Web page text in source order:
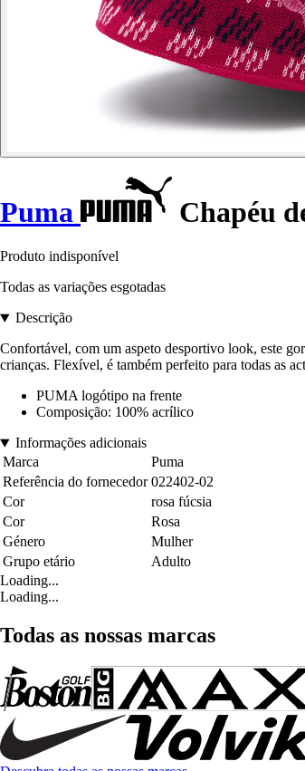
Puma Chapéu
Produto indisponível
Todas as variações esgotadas
Descrição
Confortável, com um aspeto desportivo look, este
crianças. Flexível, é também perfeito para todas as
PUMA logótipo na frente
Composição: 100% acrílico
Informações adicionais
Marca
Puma
Referência do fornecedor 022402-02
Cor
rosa fúcsia
Cor
Rosa
Género
Mulher
Grupo etário
Adulto
Loading...
Loading...
Todas as nossas marcas